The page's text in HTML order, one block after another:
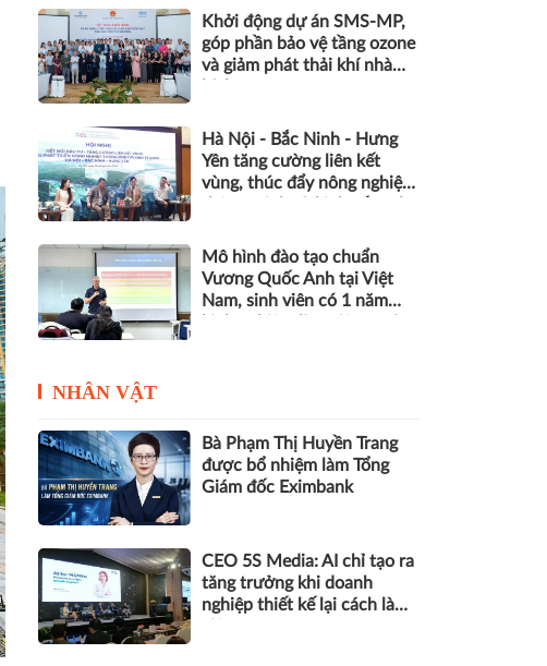
Khởi động dự án SMS-MP,
góp phần bảo vệ tầng ozone
và giảm phát thải khí nhà
Hà Nội - Bắc Ninh - Hưng
Yên tăng cường liên kết
vùng, thúc đẩy nông nghiệp
Mô hình đào tạo chuẩn
Vương Quốc Anh tại Việt
Nam, sinh viên có 1 năm
NHÂN VẬT
Bà Phạm Thị Huyền Trang
được bổ nhiệm làm Tổng
Giám đốc Eximbank
CEO 5S Media: AI chỉ tạo ra
tăng trưởng khi doanh
nghiệp thiết kế lại cách làm